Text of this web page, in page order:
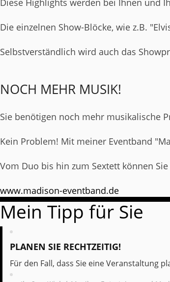
Diese Highlights werden bei Ihnen und
Die einzelnen Show-Blöcke, wie z.B.
Selbstverständlich wird auch das
NOCH MEHR MUSIK!
Sie benötigen noch mehr musikalische
Kein Problem! Mit meiner Eventband
Vom Duo bis hin zum Sextett können
www.madison-eventband.de
Mein Tipp für Sie
PLANEN SIE RECHTZEITIG!
Für den Fall, dass Sie eine Veranstaltung